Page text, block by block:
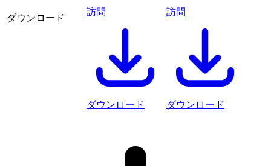
ダウンロード
訪問
ダウンロード
訪問
ダウンロード